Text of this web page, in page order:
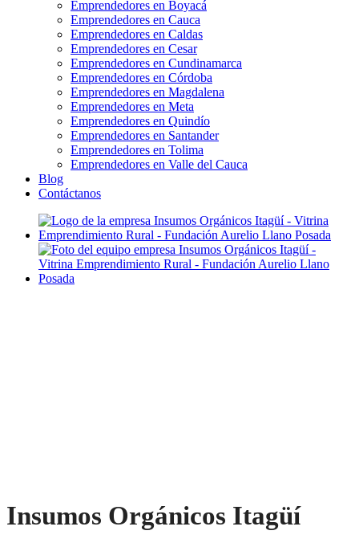
Emprendedores en Boyacá
Emprendedores en Cauca
Emprendedores en Caldas
Emprendedores en Cesar
Emprendedores en Cundinamarca
Emprendedores en Córdoba
Emprendedores en Magdalena
Emprendedores en Meta
Emprendedores en Quindío
Emprendedores en Santander
Emprendedores en Tolima
Emprendedores en Valle del Cauca
Blog
Contáctanos
Insumos Orgánicos Itagüí